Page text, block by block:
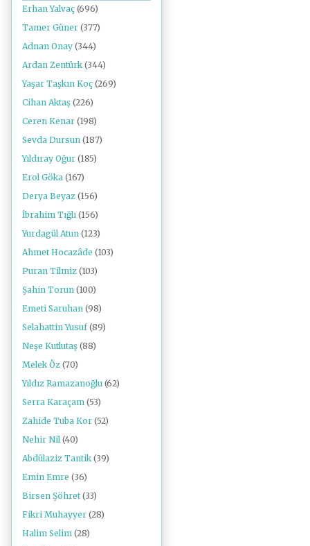
Erhan Yalvaç (696)
Tamer Güner (377)
Adnan Onay (344)
Ardan Zentürk (344)
Yaşar Taşkın Koç (269)
Cihan Aktaş (226)
Ceren Kenar (198)
Sevda Dursun (187)
Yıldıray Oğur (185)
Erol Göka (167)
Derya Beyaz (156)
İbrahim Tığlı (156)
Yurdagül Atun (123)
Ahmet Hocazâde (103)
Puran Tilmiz (103)
Şahin Torun (100)
Emeti Saruhan (98)
Selahattin Yusuf (89)
Neşe Kutlutaş (88)
Melek Öz (70)
Yıldız Ramazanoğlu (62)
Serra Karaçam (53)
Zahide Tuba Kor (52)
Nehir Nil (40)
Abdülaziz Tantik (39)
Emin Emre (36)
Birsen Şöhret (33)
Fikri Muhayyer (28)
Halim Selim (28)